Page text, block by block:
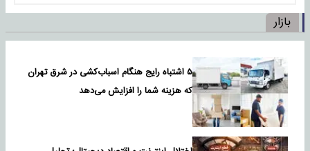
بازار
۵ اشتباه رایج هنگام اسباب‌کشی در شرق تهران
که هزینه شما را افزایش می‌دهد